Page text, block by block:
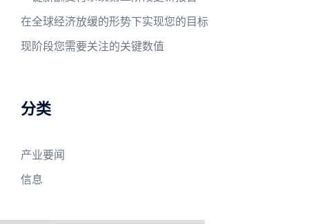
在全球经济放缓的形势下实现您的目标
现阶段您需要关注的关键数值
分类
产业要闻
信息